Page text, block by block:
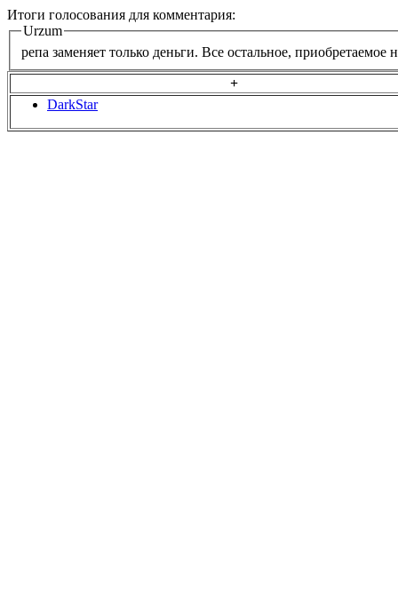
Итоги голосования для комментария:
Urzum
репа заменяет только деньги. Все остальное,
+
DarkStar